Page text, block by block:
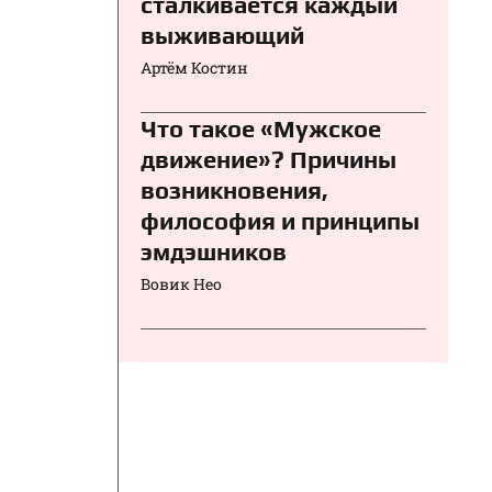
выживающий
Артём Костин
Что такое «Мужское
движение»? Причины
возникновения,
философия и принципы
эмдэшников
Вовик Нео